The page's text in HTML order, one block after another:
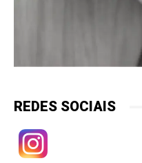
REDES SOCIAIS